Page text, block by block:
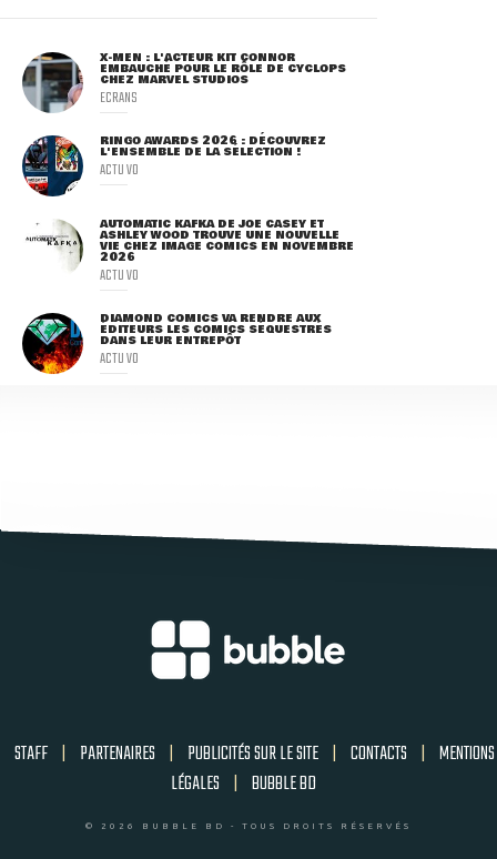
X-MEN : L'ACTEUR KIT CONNOR
EMBAUCHÉ POUR LE RÔLE DE CYCLOPS
CHEZ MARVEL STUDIOS
ECRANS
RINGO AWARDS 2026 : DÉCOUVREZ
L'ENSEMBLE DE LA SÉLECTION !
ACTU VO
AUTOMATIC KAFKA DE JOE CASEY ET
ASHLEY WOOD TROUVE UNE NOUVELLE
VIE CHEZ IMAGE COMICS EN NOVEMBRE
2026
ACTU VO
DIAMOND COMICS VA RENDRE AUX
ÉDITEURS LES COMICS SÉQUESTRÉS
DANS LEUR ENTREPÔT
ACTU VO
STAFF | PARTENAIRES | PUBLICITÉS SUR LE SITE | CONTACTS | MENTIONS
LÉGALES | BUBBLE BD
© 2026 BUBBLE BD - TOUS DROITS RÉSERVÉS